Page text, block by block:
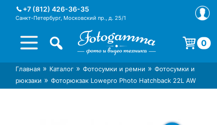
+7 (812) 426-36-35
Санкт-Петербург, Московский пр., д. 25/1
Интернет-магазин фототехники
Foto-Gamma в СПб
Магазин фотоаксессуаров foto-
gamma.ru
0
Корзина пуста.
Главная » Каталог » Фотосумки и ремни » Фотосумки и
рюкзаки » Фоторюкзак Lowepro Photo Hatchback 22L AW